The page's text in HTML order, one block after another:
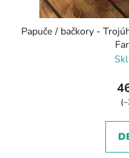
Papuče / bačkory -